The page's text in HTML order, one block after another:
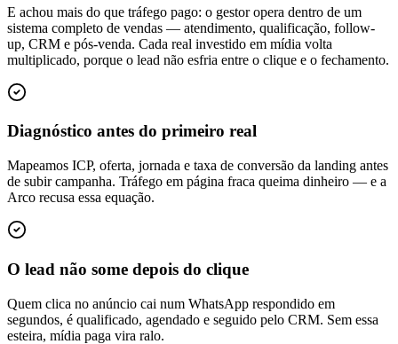
E achou mais do que tráfego pago: o gestor opera dentro de um
sistema completo de vendas — atendimento, qualificação, follow-
up, CRM e pós-venda. Cada real investido em mídia volta
multiplicado, porque o lead não esfria entre o clique e o fechamento.
Diagnóstico antes do primeiro real
Mapeamos ICP, oferta, jornada e taxa de conversão da landing antes
de subir campanha. Tráfego em página fraca queima dinheiro — e a
Arco recusa essa equação.
O lead não some depois do clique
Quem clica no anúncio cai num WhatsApp respondido em
segundos, é qualificado, agendado e seguido pelo CRM. Sem essa
esteira, mídia paga vira ralo.